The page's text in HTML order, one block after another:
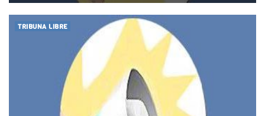
TRIBUNA LIBRE